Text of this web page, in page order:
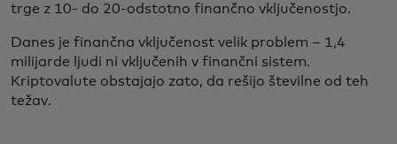
trge z 10- do 20-odstotno finančno vključenostjo.
Danes je finančna vključenost velik problem – 1,4
milijarde ljudi ni vključenih v finančni sistem.
Kriptovalute obstajajo zato, da rešijo številne od teh
težav.